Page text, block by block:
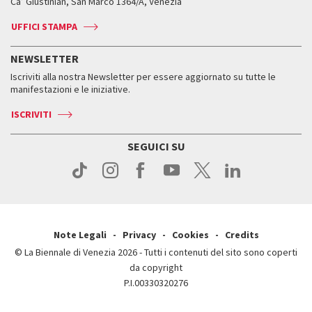
Press
Accrediti
Come raggiungerci
Biglietti
Accrediti
Come raggiungerci
Contatti
Press
Press
Leone d’argento
Edizioni passate
Orari e sedi
Biglietti
Servizi al pubblico
Come raggiungerci
Contatti
ASAC DATI
Storia
Orari e sedi
UFFICI STAMPA
NEWSLETTER
Iscriviti alla nostra Newsletter per essere aggiornato su tutte le
manifestazioni e le iniziative.
ISCRIVITI
SEGUICI SU
Note Legali Privacy Cookies
Credits
© La Biennale di Venezia 2026 - Tutti i contenuti del sito sono coperti
da copyright
P.I.00330320276